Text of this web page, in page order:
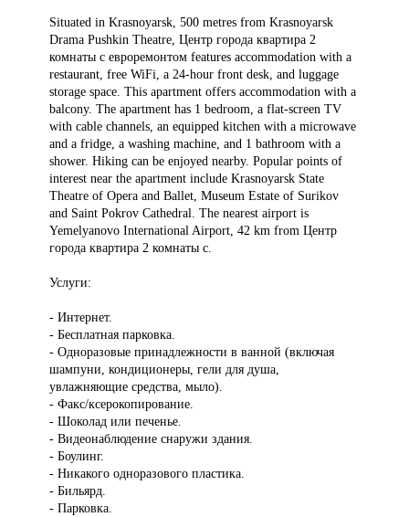
Situated inKrasnoyarsk, 500 metres from Krasnoyarsk
Drama Pushkin Theatre, Центр города квартира 2
комнаты с евроремонтом features accommodation with a
restaurant, free WiFi, a 24-hour front desk, and luggage
storage space. This apartment offers accommodation with a
balcony. The apartment has 1 bedroom, a flat-screen TV
with cable channels, an equipped kitchen with a microwave
and a fridge, a washing machine, and 1 bathroom with a
shower. Hiking can be enjoyed nearby. Popular points of
interest near the apartment include Krasnoyarsk State
Theatre of Opera and Ballet, Museum Estate of Surikov
and Saint Pokrov Cathedral. The nearest airport is
Yemelyanovo International Airport, 42 km from Центр
города квартира 2 комнаты с.
Услуги:
- Интернет.
- Бесплатная парковка.
- Одноразовые принадлежности в ванной (включая
шампуни, кондиционеры, гели для душа,
увлажняющие средства, мыло).
- Факс/ксерокопирование.
- Шоколад или печенье.
- Видеонаблюдение снаружи здания.
- Боулинг.
- Никакого одноразового пластика.
- Бильярд.
- Парковка.